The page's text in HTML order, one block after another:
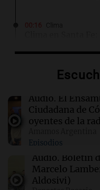
Clima
sábado 8 de agosto
00:08 La Cadena del Gol
Estudiantes de
en su zona
00:05 Clima
Audio. El
Ciudadana de
oyentes de la
Episodios
Audio. Boletín
Marcelo
Aldosivi)